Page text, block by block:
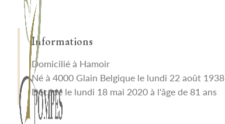
Informations
Domicilié à Hamoir
Né à 4000 Glain Belgique le lundi 22 août 1938
Décédé le lundi 18 mai 2020 à l'âge de 81 ans